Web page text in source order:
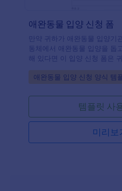
애완동물 입양 신청 폼
만약 귀하가 애완동물 입양기
동체에서 애완동물 입양을 돕
해 있다면 이 입양 신청 폼은
애완동물들을 입양하려는 사
줄 것입니다. 이 템플릿은 입
하여 집에서 애완동물들을 돌
들을 제공하는 것을 위해 만들
의 애완동물 입양자들이 입양
조건들을 이해하는 것이 중요
애완동물 입양 신청 제출전에
Go to Category:
애완동물 입양 신청 양식 템
템플릿 사
미리보